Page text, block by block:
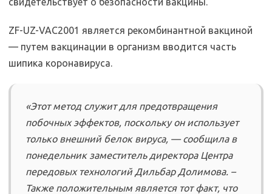
ZF-UZ-VAC2001 является рекомбинантной вакциной
— путем вакцинации в организм вводится часть
шипика коронавируса.
«Этот метод служит для предотвращения
побочных эффектов, поскольку он использует
только внешний белок вируса, — сообщила в
понедельник заместитель директора Центра
передовых технологий Дильбар Долимова. –
Также положительным является тот факт, что